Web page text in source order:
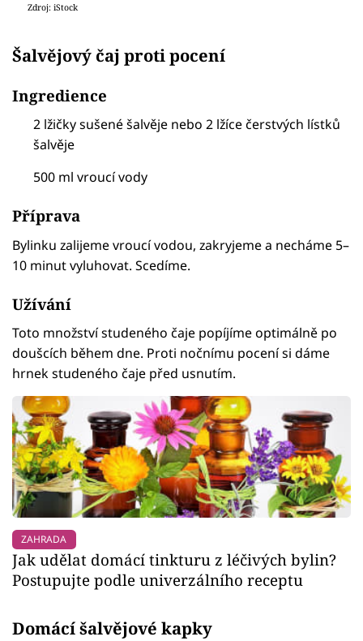
Zdroj: iStock
Šalvějový čaj proti pocení
Ingredience
2 lžičky sušené šalvěje nebo 2 lžíce čerstvých lístků
šalvěje
500 ml vroucí vody
Příprava
Bylinku zalijeme vroucí vodou, zakryjeme a necháme 5–
10 minut vyluhovat. Scedíme.
Užívání
Toto množství studeného čaje popíjíme optimálně po
doušcích během dne. Proti nočnímu pocení si dáme
hrnek studeného čaje před usnutím.
ZAHRADA
Jak udělat domácí tinkturu z léčivých bylin?
Postupujte podle univerzálního receptu
Domácí šalvějové kapky